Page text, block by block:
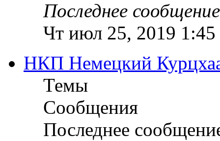
Последнее сообщение
Чт июл 25, 2019 1:45
НКП Немецкий
Темы
Сообщения
Последнее